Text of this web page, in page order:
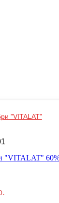
"VITALAT"